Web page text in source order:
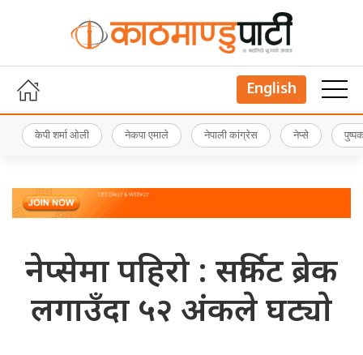
English
केपी शर्मा ओली नेकपा एमाले नेपाली कांग्रेस नेप्से
नेप्सेमा पहिरो : सर्किट ब्रेक
लगाउँदा ५२ अंकले घट्याे